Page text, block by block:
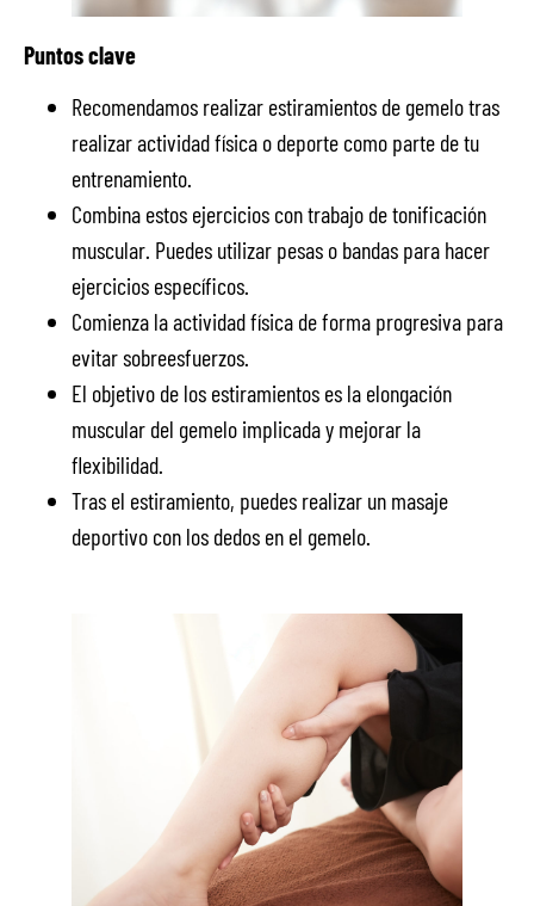
Puntos clave
Recomendamos realizar estiramientos de gemelo tras
realizar actividad física o deporte como parte de tu
entrenamiento.
Combina estos ejercicios con trabajo de tonificación
muscular. Puedes utilizar pesas o bandas para hacer
ejercicios específicos.
Comienza la actividad física de forma progresiva para
evitar sobreesfuerzos.
El objetivo de los estiramientos es la elongación
muscular del gemelo implicada y mejorar la
flexibilidad.
Tras el estiramiento, puedes realizar un masaje
deportivo con los dedos en el gemelo.